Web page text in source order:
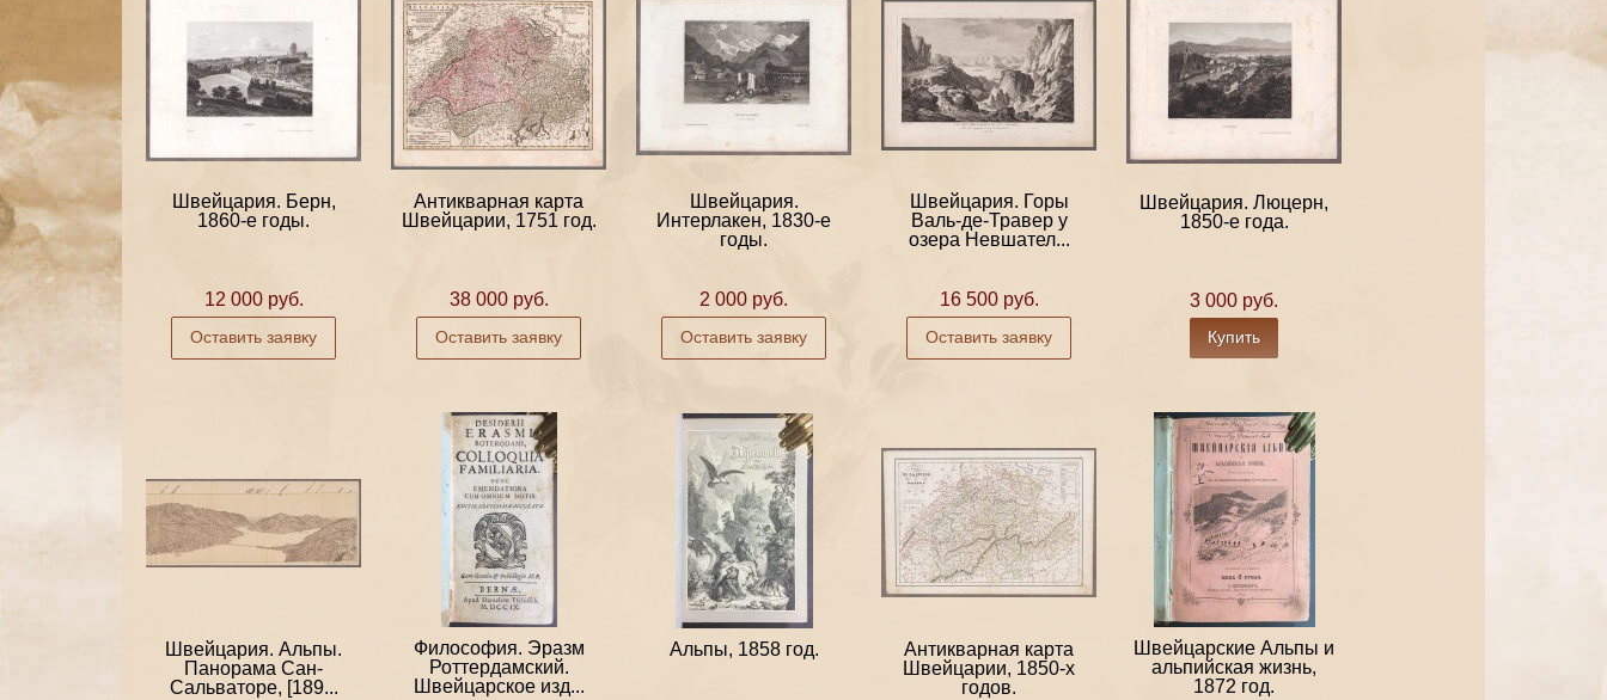
Швейцария. Берн,
1860-е годы.
12 000 руб.
Оставить заявку
Антикварная карта
Швейцарии, 1751 год.
38 000 руб.
Оставить заявку
Швейцария.
Интерлакен, 1830-е
годы.
2 000 руб.
Оставить заявку
Швейцария. Горы
Валь-де-Травер у
озера Невшател...
16 500 руб.
Оставить заявку
Швейцария. Люцерн,
1850-е года.
3 000 руб.
Купить
Швейцария. Альпы.
Панорама Сан-
Сальваторе, [189...
Философия. Эразм
Роттердамский.
Швейцарское изд...
Альпы, 1858 год.
Антикварная карта
Швейцарии, 1850-х
годов.
Швейцарские Альпы и
альпийская жизнь,
1872 год.